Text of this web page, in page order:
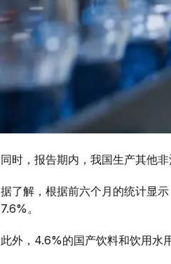
同时，报告期内，我国生产其他
据了解，根据前六个月的统计显
7.6%。
此外，4.6%的国产饮料和饮用水